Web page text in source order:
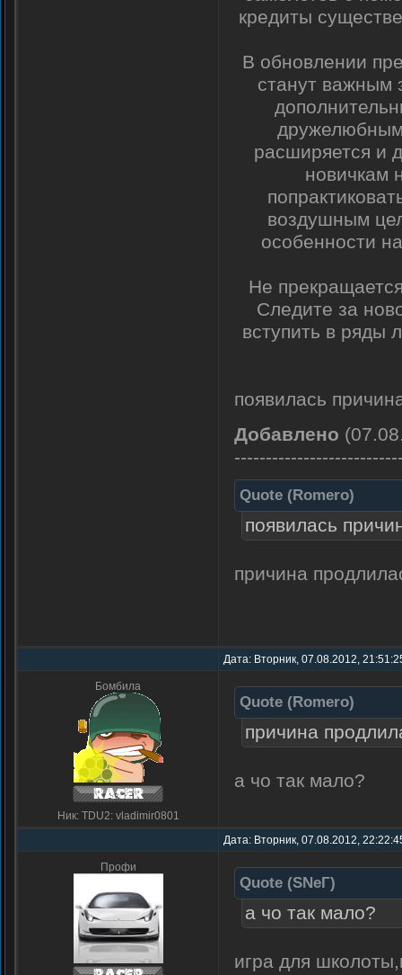
кредиты
В обновлении
станут важным
расширяется и
новичкам
воздушным
особенности
Не
Следите за
вступить в ряды
появилась
Добавлено
Quote (Romero)
появилась
причина
Дата: Вторник, 07.08.2012,
Бомбила
Ник: TDU2: vladimir0801
Quote (Romero)
причина
а чо так мало?
Дата: Вторник, 07.08.2012,
Профи
Quote (SNеГ)
а чо так мало?
игра для